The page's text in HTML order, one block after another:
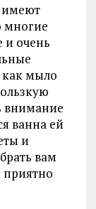
имеют
многие
и очень
как мыло
внимание
ванна ей
и
вам